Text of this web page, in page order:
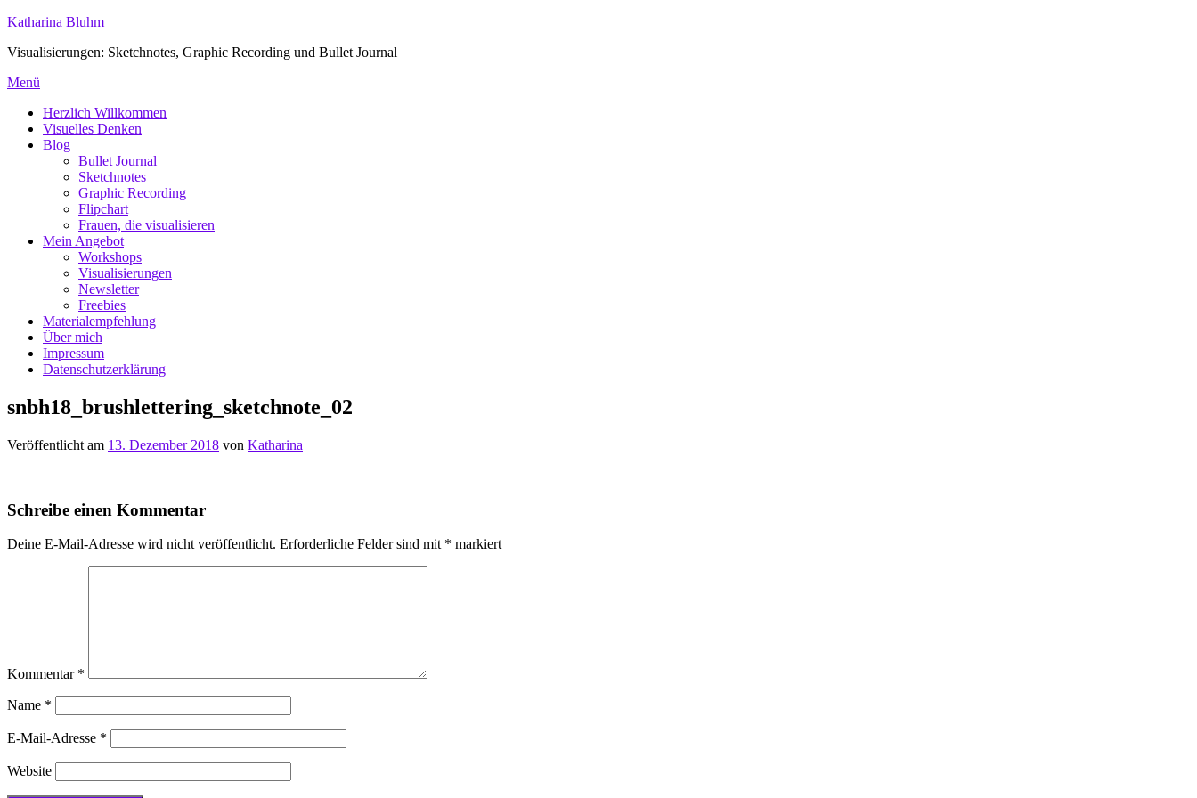
Zum
springen
Katharina Bluhm
Visualisierungen: Sketchnotes, Graphic Recording und Bullet Journal
Menü
Herzlich Willkommen
Visuelles Denken
Blog
Bullet Journal
Sketchnotes
Graphic Recording
Flipchart
Frauen, die visualisieren
Mein Angebot
Workshops
Visualisierungen
Newsletter
Freebies
Materialempfehlung
Über mich
Impressum
Datenschutzerklärung
snbh18_brushlettering_sketchnote_02
Veröffentlicht am 13. Dezember 2018 von Katharina
Schreibe einen Kommentar
Deine E-Mail-Adresse wird nicht veröffentlicht. Erforderliche Felder sind mit * markiert
Kommentar *
Name *
E-Mail-Adresse *
Website